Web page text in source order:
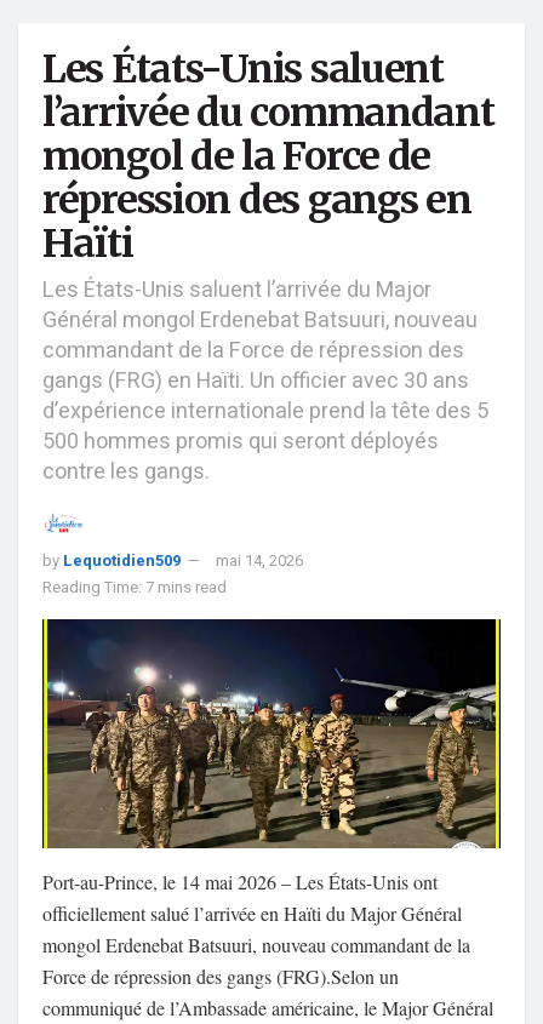
Les États-Unis saluent
l’arrivée du commandant
mongol de la Force de
répression des gangs en
Haïti
Les États-Unis saluent l’arrivée du Major
Général mongol Erdenebat Batsuuri, nouveau
commandant de la Force de répression des
gangs (FRG) en Haïti. Un officier avec 30 ans
d’expérience internationale prend la tête des 5
500 hommes promis qui seront déployés
contre les gangs.
by Lequotidien509
mai 14, 2026
Reading Time: 7 mins read
Port-au-Prince, le 14 mai 2026– Les États-Unis ont
officiellement salué l’arrivée en Haïti du Major Général
mongol Erdenebat Batsuuri, nouveau commandant de la
Force de répression des gangs (FRG).Selon un
communiqué de l’Ambassade américaine, le Major Général